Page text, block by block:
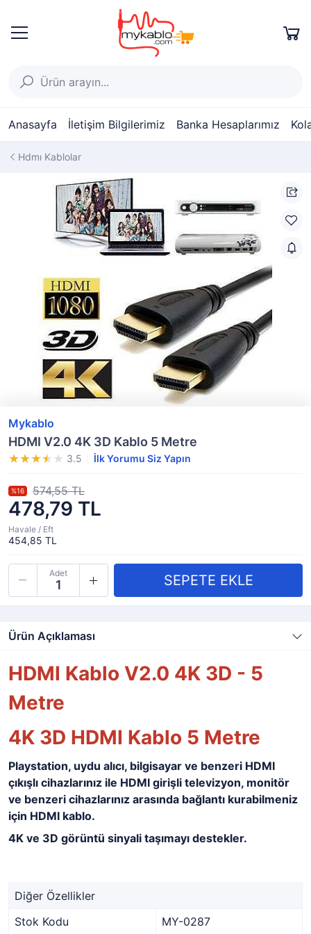
Anasayfa İletişim Bilgilerimiz Banka Hesaplarımız
Hdmı Kablolar
Mykablo
HDMI V2.0 4K 3D Kablo 5 Metre
3.5 İlk Yorumu Siz Yapın
478,79 TL
%16 574,55 TL
Havale / Eft
454,85 TL
Adet
Ürün Açıklaması
HDMI Kablo V2.0 4K 3D - 5
Metre
4K 3D HDMI Kablo 5 Metre
Playstation, uydu alıcı, bilgisayar ve benzeri HDMI
çıkışlı cihazlarınız ile HDMI girişli televizyon, monitör
ve benzeri cihazlarınız arasında bağlantı kurabilmeniz
için HDMI kablo.
4K ve 3D görüntü sinyali taşımayı destekler.
Diğer Özellikler
Stok Kodu
MY-0287